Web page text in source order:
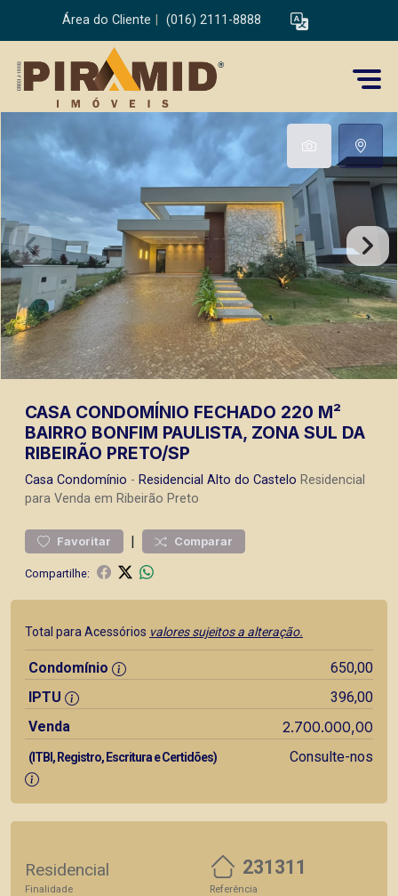
Área do Cliente (016) 2111-8888
CASA CONDOMÍNIO FECHADO 220 M²
BAIRRO BONFIM PAULISTA, ZONA SUL DA
RIBEIRÃO PRETO/SP
Casa Condomínio - Residencial Alto do Castelo Residencial
para Venda em Ribeirão Preto
Favoritar | Comparar
Compartilhe:
Total para Acessórios valores sujeitos a alteração.
Condomínio
650,00
IPTU
396,00
Venda
2.700.000,00
(ITBI, Registro, Escritura e Certidões) Consulte-nos
Residencial
Finalidade
231311
Referência